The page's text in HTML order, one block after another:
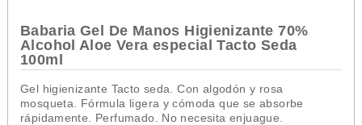
Babaria Gel De Manos Higienizante 70%
Alcohol Aloe Vera especial Tacto Seda
100ml
Gel higienizante Tacto seda. Con algodón y rosa
mosqueta. Fórmula ligera y cómoda que se absorbe
rápidamente. Perfumado. No necesita enjuague.